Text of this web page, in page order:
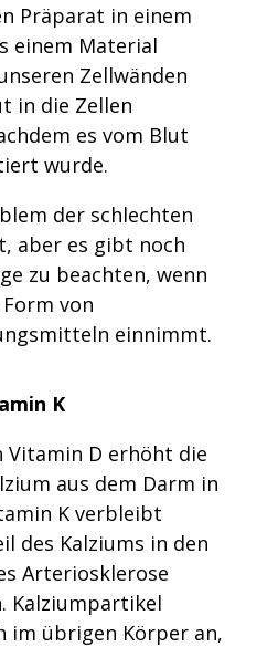
Präparat in einem
einem Material
Zellwänden
in die Zellen
es vom Blut
wurde.
der schlechten
aber es gibt noch
zu beachten, wenn
von
einnimmt.
K
Vitamin D erhöht die
aus dem Darm in
K verbleibt
des Kalziums in den
Arteriosklerose
Kalziumpartikel
im übrigen Körper an,